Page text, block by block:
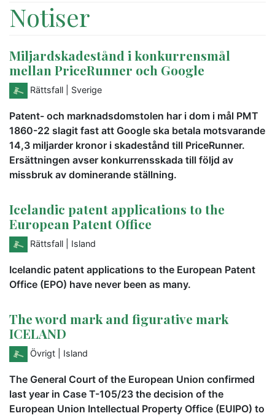
Notiser
Miljardskadestånd i konkurrensmål
mellan PriceRunner och Google
Rättsfall | Sverige
Patent- och marknadsdomstolen har i dom i mål PMT
1860-22 slagit fast att Google ska betala motsvarande
14,3 miljarder kronor i skadestånd till PriceRunner.
Ersättningen avser konkurrensskada till följd av
missbruk av dominerande ställning.
Icelandic patent applications to the
European Patent Office
Rättsfall | Island
Icelandic patent applications to the European Patent
Office (EPO) have never been as many.
The word mark and figurative mark
ICELAND
Övrigt | Island
The General Court of the European Union confirmed
last year in Case T-105/23 the decision of the
European Union Intellectual Property Office (EUIPO) to